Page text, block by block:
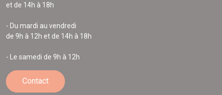
et de 14h à 18h
- Du mardi au vendredi
de 9h à 12h et de 14h à 18h
- Le samedi de 9h à 12h
Contact